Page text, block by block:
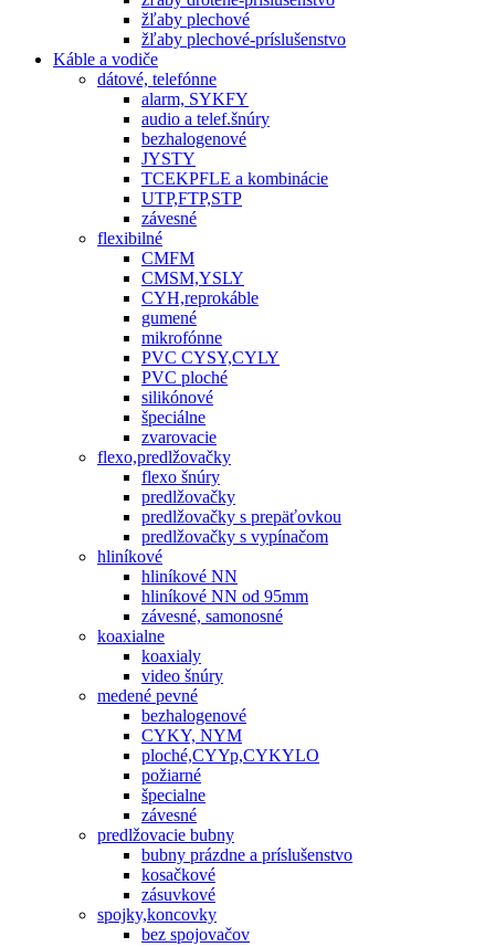
žľaby plechové
žľaby plechové-príslušenstvo
Káble a vodiče
dátové, telefónne
alarm, SYKFY
audio a telef.šnúry
bezhalogenové
JYSTY
TCEKPFLE a kombinácie
UTP,FTP,STP
závesné
flexibilné
CMFM
CMSM,YSLY
CYH,reprokáble
gumené
mikrofónne
PVC CYSY,CYLY
PVC ploché
silikónové
špeciálne
zvarovacie
flexo,predlžovačky
flexo šnúry
predlžovačky
predlžovačky s prepäťovkou
predlžovačky s vypínačom
hliníkové
hliníkové NN
hliníkové NN od 95mm
závesné, samonosné
koaxialne
koaxialy
video šnúry
medené pevné
bezhalogenové
CYKY, NYM
ploché,CYYp,CYKYLO
požiarné
špecialne
závesné
predlžovacie bubny
bubny prázdne a príslušenstvo
kosačkové
zásuvkové
spojky,koncovky
bez spojovačov